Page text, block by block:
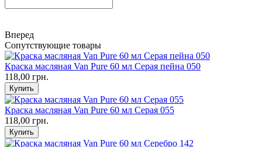
Вперед
Сопутствующие товары
Краска масляная Van Pure 60 мл Серая пейна 050
118,00 грн.
Краска масляная Van Pure 60 мл Серая 055
118,00 грн.